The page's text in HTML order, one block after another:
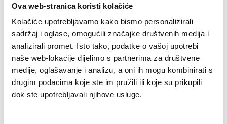
Ova web-stranica koristi kolačiće
Kolačiće upotrebljavamo kako bismo personalizirali
sadržaj i oglase, omogućili značajke društvenih medija i
analizirali promet. Isto tako, podatke o vašoj upotrebi
naše web-lokacije dijelimo s partnerima za društvene
medije, oglašavanje i analizu, a oni ih mogu kombinirati s
drugim podacima koje ste im pružili ili koje su prikupili
dok ste upotrebljavali njihove usluge.
godišnjeg poreza na dohodak na
području grada Pregrade.docx
Povezani sadržaj